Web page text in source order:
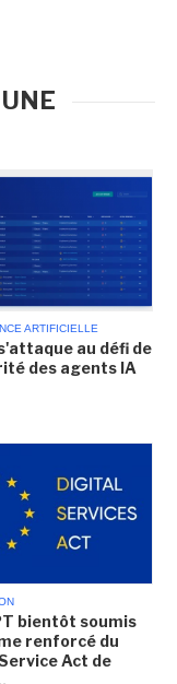
ARTIFICIELLE
au défi de
des agents IA
bientôt soumis
renforcé du
Act de